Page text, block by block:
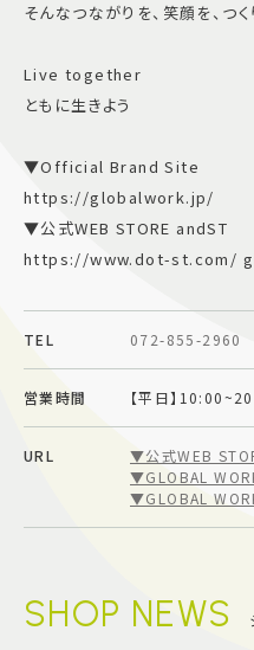
そんなつながりを、笑顔を、つく
Live together
ともに生きよう
▼Official Brand Site
https://globalwork.jp/
▼公式WEB STORE andST
https://www.dot-st.com/
TEL 072-855-2960
営業時間 【平日】
URL
▼公式WEB
▼GLOBAL
▼GLOBAL
SHOP NEWS